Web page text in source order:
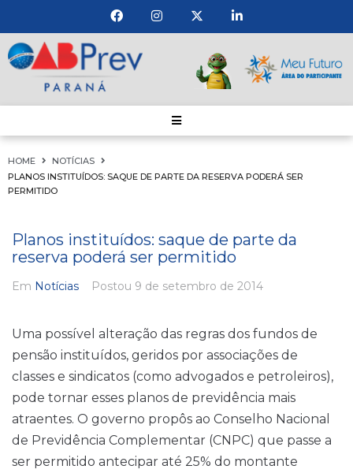
HOME
NOTÍCIAS
PLANOS INSTITUÍDOS: SAQUE DE PARTE DA RESERVA PODERÁ SER
PERMITIDO
Planos instituídos: saque de parte da
reserva poderá ser permitido
Em Notícias Postou 9 de setembro de 2014
Uma possível alteração das regras dos fundos de
pensão instituídos, geridos por associações de
classes e sindicatos (como advogados e petroleiros),
pode tornar esses planos de previdência mais
atraentes. O governo propôs ao Conselho Nacional
de Previdência Complementar (CNPC) que passe a
ser permitido antecipar até 25% do montante